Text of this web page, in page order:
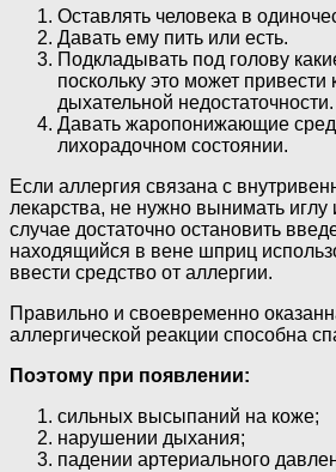
Оставлять человека в
Давать ему пить или есть.
Подкладывать под голову
поскольку это может привести
дыхательной недостаточности.
Давать жаропонижающие
лихорадочном состоянии.
Если аллергия связана с
лекарства, не нужно вынимать иглу
случае достаточно остановить
находящийся в вене шприц
ввести средство от аллергии.
Правильно и своевременно
аллергической реакции способна
Поэтому при появлении:
сильных высыпаний на коже;
нарушении дыхания;
падении артериального